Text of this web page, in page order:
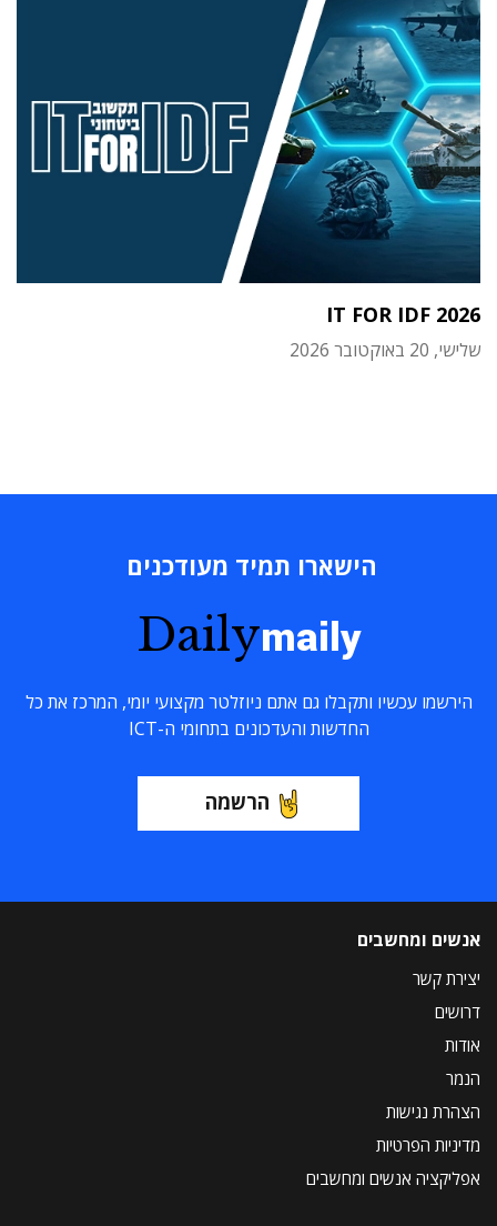
IT FOR IDF 2026
שלישי, 20 באוקטובר 2026
הישארו תמיד מעודכנים
Dailymaily
הירשמו עכשיו ותקבלו גם אתם ניוזלטר מקצועי יומי, המרכז את כל
החדשות והעדכונים בתחומי ה-ICT
הרשמה
אנשים ומחשבים
יצירת קשר
דרושים
אודות
הנמר
הצהרת נגישות
מדיניות הפרטיות
אפליקציה אנשים ומחשבים